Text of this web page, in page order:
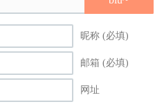
昵称 (必填)
邮箱 (必填)
网址